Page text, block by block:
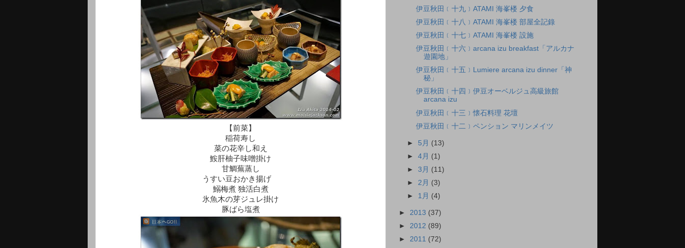
【前菜】
稲荷寿し
菜の花辛し和え
鮟肝柚子味噌掛け
甘鯛蕪蒸し
うすい豆おかき揚げ
鰯梅煮 独活白煮
氷魚木の芽ジュレ掛け
豚ばら塩煮
伊豆秋田﹝十九﹞ATAMI 海峯楼 夕食
伊豆秋田﹝十八﹞ATAMI 海峯楼 部屋全記錄
伊豆秋田﹝十七﹞ATAMI 海峯楼 設施
伊豆秋田﹝十六﹞arcana izu breakfast「アルカナ
遊園地」
伊豆秋田﹝十五﹞Lumiere arcana izu dinner「神
秘」
伊豆秋田﹝十四﹞伊豆オーベルジュ高級旅館
arcana izu
伊豆秋田﹝十三﹞懐石料理 花壇
伊豆秋田﹝十二﹞ペンション マリンメイツ
► 5月 (13)
►4月 (1)
►3月 (11)
► 2月 (3)
► 1月 (4)
► 2013 (37)
► 2012 (89)
► 2011 (72)